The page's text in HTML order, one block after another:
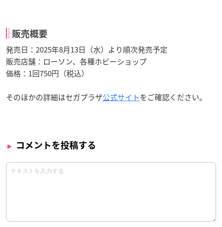
販売概要
発売日：2025年8月13日（水）より順次発売予定
販売店舗：ローソン、各種ホビーショップ
価格：1回750円（税込）
そのほかの詳細はセガプラザ公式サイトをご確認ください。
コメントを投稿する